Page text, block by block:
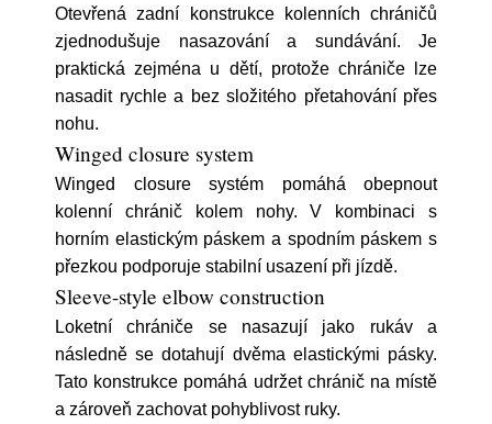
Otevřená zadní konstrukce kolenních chráničů
zjednodušuje nasazování a sundávání. Je
praktická zejména u dětí, protože chrániče lze
nasadit rychle a bez složitého přetahování přes
nohu.
Winged closure system
Winged closure systém pomáhá obepnout
kolenní chránič kolem nohy. V kombinaci s
horním elastickým páskem a spodním páskem s
přezkou podporuje stabilní usazení při jízdě.
Sleeve-style elbow construction
Loketní chrániče se nasazují jako rukáv a
následně se dotahují dvěma elastickými pásky.
Tato konstrukce pomáhá udržet chránič na místě
a zároveň zachovat pohyblivost ruky.